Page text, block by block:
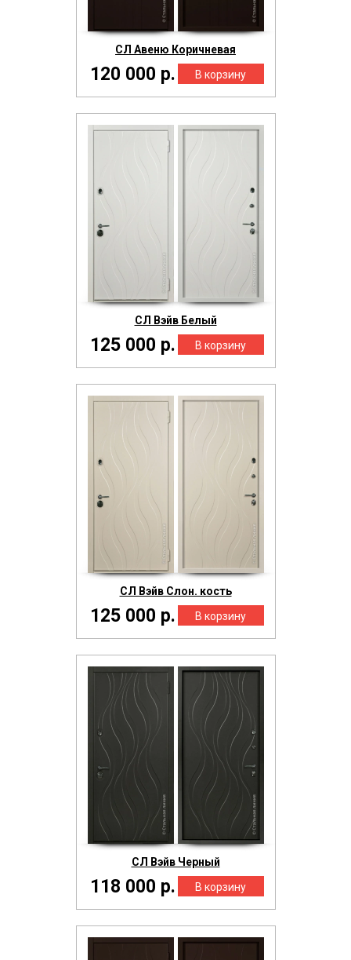
СЛ Авеню Коричневая
120 000 р.
СЛ Вэйв Белый
125 000 р.
СЛ Вэйв Слон. кость
125 000 р.
СЛ Вэйв Черный
118 000 р.